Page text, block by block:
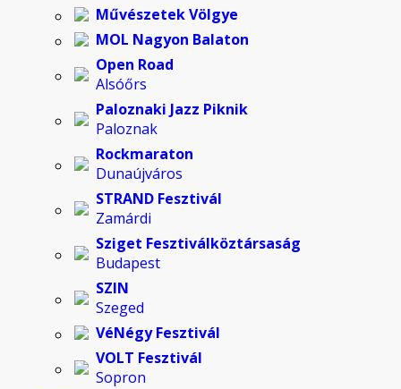
Művészetek Völgye
MOL Nagyon Balaton
Open Road
Alsóőrs
Paloznaki Jazz Piknik
Paloznak
Rockmaraton
Dunaújváros
STRAND Fesztivál
Zamárdi
Sziget Fesztiválköztársaság
Budapest
SZIN
Szeged
VéNégy Fesztivál
VOLT Fesztivál
Sopron